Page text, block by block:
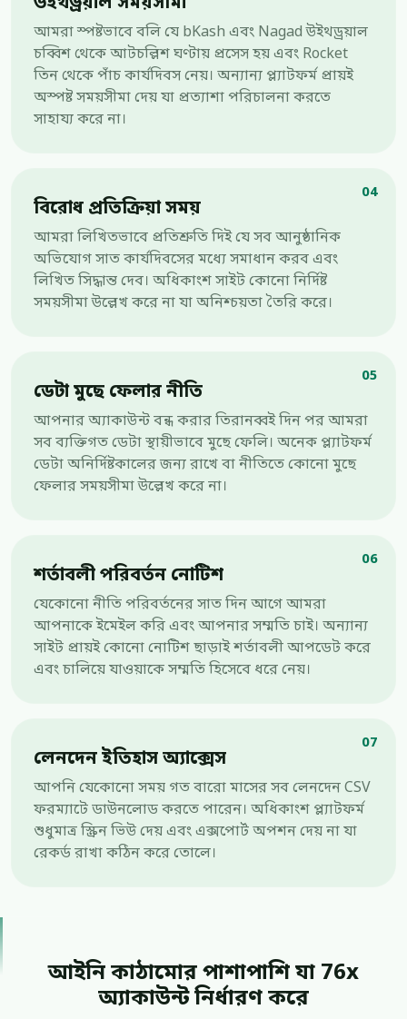
আমরা স্পষ্টভাবে বলি যে bKash এবং Nagad উইথড্রয়াল
চব্বিশ থেকে আটচল্লিশ ঘণ্টায় প্রসেস হয় এবং Rocket
তিন থেকে পাঁচ কার্যদিবস নেয়। অন্যান্য প্ল্যাটফর্ম প্রায়ই
অস্পষ্ট সময়সীমা দেয় যা প্রত্যাশা পরিচালনা করতে
সাহায্য করে না।
04
বিরোধ প্রতিক্রিয়া সময়
আমরা লিখিতভাবে প্রতিশ্রুতি দিই যে সব আনুষ্ঠানিক
অভিযোগ সাত কার্যদিবসের মধ্যে সমাধান করব এবং
লিখিত সিদ্ধান্ত দেব। অধিকাংশ সাইট কোনো নির্দিষ্ট
সময়সীমা উল্লেখ করে না যা অনিশ্চয়তা তৈরি করে।
05
ডেটা মুছে ফেলার নীতি
আপনার অ্যাকাউন্ট বন্ধ করার তিরানব্বই দিন পর আমরা
সব ব্যক্তিগত ডেটা স্থায়ীভাবে মুছে ফেলি। অনেক প্ল্যাটফর্ম
ডেটা অনির্দিষ্টকালের জন্য রাখে বা নীতিতে কোনো মুছে
ফেলার সময়সীমা উল্লেখ করে না।
06
শর্তাবলী পরিবর্তন নোটিশ
যেকোনো নীতি পরিবর্তনের সাত দিন আগে আমরা
আপনাকে ইমেইল করি এবং আপনার সম্মতি চাই। অন্যান্য
সাইট প্রায়ই কোনো নোটিশ ছাড়াই শর্তাবলী আপডেট করে
এবং চালিয়ে যাওয়াকে সম্মতি হিসেবে ধরে নেয়।
07
লেনদেন ইতিহাস অ্যাক্সেস
আপনি যেকোনো সময় গত বারো মাসের সব লেনদেন CSV
ফরম্যাটে ডাউনলোড করতে পারেন। অধিকাংশ প্ল্যাটফর্ম
শুধুমাত্র স্ক্রিন ভিউ দেয় এবং এক্সপোর্ট অপশন দেয় না যা
রেকর্ড রাখা কঠিন করে তোলে।
আইনি কাঠামোর পাশাপাশি যা 76x
অ্যাকাউন্ট নির্ধারণ করে